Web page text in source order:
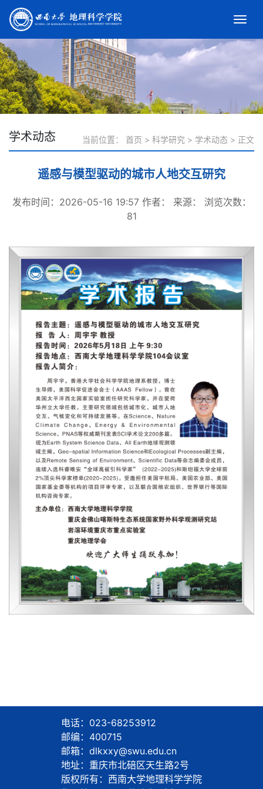
学术动态 当前位置： 首页 > 科学研究 > 学术动态 > 正文
遥感与模型驱动的城市人地交互研究
发布时间：2026-05-16 19:57 作者： 来源：
浏览次数：
81
电话：023-68253912
邮编：400715
邮箱：dlkxxy@swu.edu.cn
地址：重庆市北碚区天生路2号
版权所有：西南大学地理科学学院